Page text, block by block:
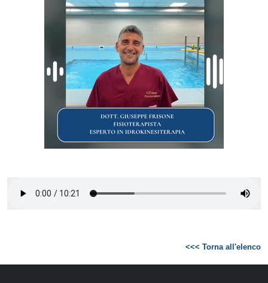
<<< Torna all'elenco